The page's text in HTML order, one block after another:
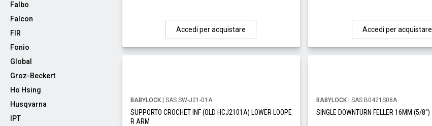
Falbo
Falcon
FIR
Fonio
Global
Groz-Beckert
Ho Hsing
Husqvarna
IPT
Accedi per acquistare Accedi per acquistare
BABYLOCK| SAS SW-J21-01A
SUPPORTO CROCHET INF (OLD HCJ2101A) LOWER LOOPE
R ARM
BABYLOCK | SAS B0421S08A
SINGLE DOWNTURN FELLER 16MM (5/8")